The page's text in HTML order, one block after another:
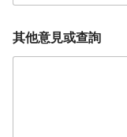
其他意見或查詢